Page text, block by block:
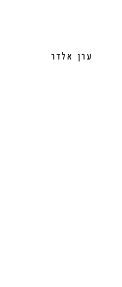
ערן אלדר